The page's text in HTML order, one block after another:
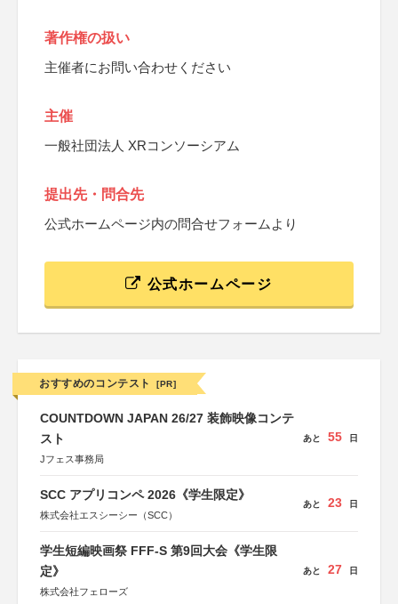
著作権の扱い
主催者にお問い合わせください
主催
一般社団法人 XRコンソーシアム
提出先・問合先
公式ホームページ内の問合せフォームより
公式ホームページ
おすすめのコンテスト [PR]
COUNTDOWN JAPAN 26/27 装飾映像コンテ
スト
Jフェス事務局
あと 55 日
SCC アプリコンペ 2026《学生限定》
株式会社エスシーシー（SCC）
あと 23 日
学生短編映画祭 FFF-S 第9回大会《学生限
定》
株式会社フェローズ
あと 27 日